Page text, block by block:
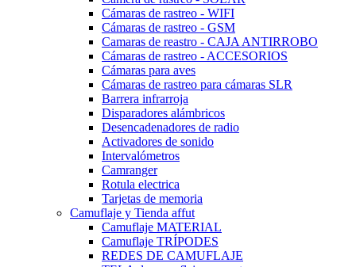
Cámaras de rastreo - WIFI
Cámaras de rastreo - GSM
Camaras de reastro - CAJA ANTIRROBO
Cámaras de rastreo - ACCESORIOS
Cámaras para aves
Cámaras de rastreo para cámaras SLR
Barrera infrarroja
Disparadores alámbricos
Desencadenadores de radio
Activadores de sonido
Intervalómetros
Camranger
Rotula electrica
Tarjetas de memoria
Camuflaje y Tienda affut
Camuflaje MATERIAL
Camuflaje TRÍPODES
REDES DE CAMUFLAJE